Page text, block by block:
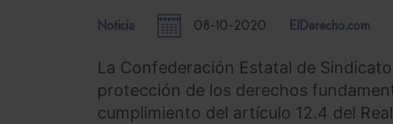
Noticia 08-10-2020 ElDerecho.com
La Confederación Estatal de
protección de los derechos
cumplimiento del artículo 12.4 del